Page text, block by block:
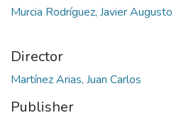
Murcia Rodríguez, Javier Augusto
Director
Martínez Arias, Juan Carlos
Publisher